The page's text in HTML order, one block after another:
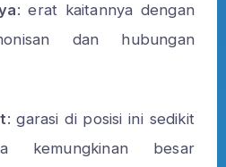
: erat kaitannya dengan
dan hubungan
: garasi di posisi ini sedikit
kemungkinan besar